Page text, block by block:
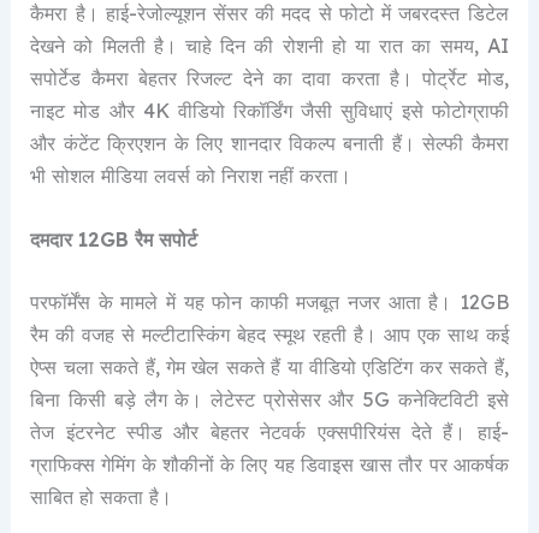
कैमरा है। हाई-रेजोल्यूशन सेंसर की मदद से फोटो में जबरदस्त डिटेल
देखने को मिलती है। चाहे दिन की रोशनी हो या रात का समय, AI
सपोर्टेड कैमरा बेहतर रिजल्ट देने का दावा करता है। पोर्ट्रेट मोड,
नाइट मोड और 4K वीडियो रिकॉर्डिंग जैसी सुविधाएं इसे फोटोग्राफी
और कंटेंट क्रिएशन के लिए शानदार विकल्प बनाती हैं। सेल्फी कैमरा
भी सोशल मीडिया लवर्स को निराश नहीं करता।
दमदार 12GB रैम सपोर्ट
परफॉर्मेंस के मामले में यह फोन काफी मजबूत नजर आता है। 12GB
रैम की वजह से मल्टीटास्किंग बेहद स्मूथ रहती है। आप एक साथ कई
ऐप्स चला सकते हैं, गेम खेल सकते हैं या वीडियो एडिटिंग कर सकते हैं,
बिना किसी बड़े लैग के। लेटेस्ट प्रोसेसर और 5G कनेक्टिविटी इसे
तेज इंटरनेट स्पीड और बेहतर नेटवर्क एक्सपीरियंस देते हैं। हाई-
ग्राफिक्स गेमिंग के शौकीनों के लिए यह डिवाइस खास तौर पर आकर्षक
साबित हो सकता है।